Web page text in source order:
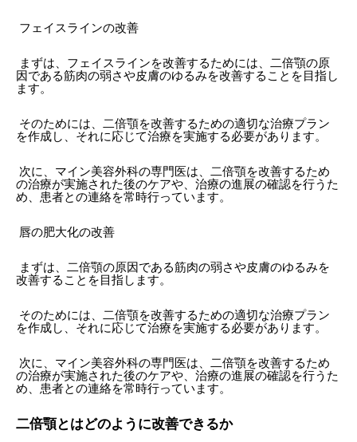
フェイスラインの改善
まずは、フェイスラインを改善するためには、二倍顎の原
因である筋肉の弱さや皮膚のゆるみを改善することを目指し
ます。
そのためには、二倍顎を改善するための適切な治療プラン
を作成し、それに応じて治療を実施する必要があります。
次に、マイン美容外科の専門医は、二倍顎を改善するため
の治療が実施された後のケアや、治療の進展の確認を行うた
め、患者との連絡を常時行っています。
唇の肥大化の改善
まずは、二倍顎の原因である筋肉の弱さや皮膚のゆるみを
改善することを目指します。
そのためには、二倍顎を改善するための適切な治療プラン
を作成し、それに応じて治療を実施する必要があります。
次に、マイン美容外科の専門医は、二倍顎を改善するため
の治療が実施された後のケアや、治療の進展の確認を行うた
め、患者との連絡を常時行っています。
二倍顎とはどのように改善できるか